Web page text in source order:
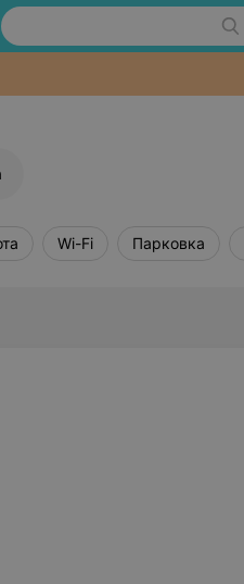
Wi-Fi Парковка